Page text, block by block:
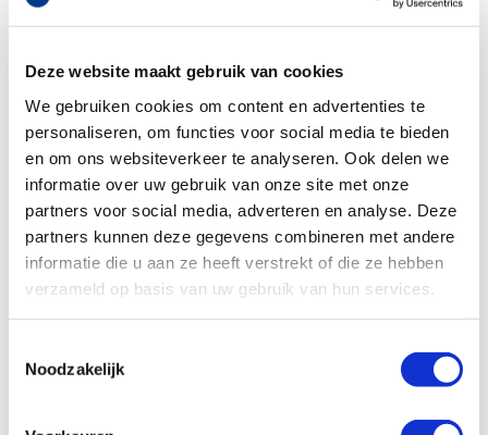
Deze website maakt gebruik van cookies
We gebruiken cookies om content en advertenties te
personaliseren, om functies voor social media te bieden
en om ons websiteverkeer te analyseren. Ook delen we
informatie over uw gebruik van onze site met onze
partners voor social media, adverteren en analyse. Deze
partners kunnen deze gegevens combineren met andere
informatie die u aan ze heeft verstrekt of die ze hebben
verzameld op basis van uw gebruik van hun services.
Noodzakelijk